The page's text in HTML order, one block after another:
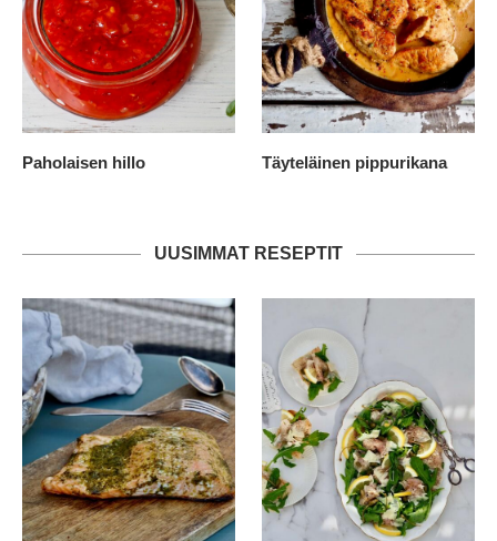
Paholaisen hillo Täyteläinen pippurikana
UUSIMMAT RESEPTIT